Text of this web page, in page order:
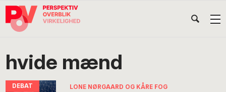
Gå
direkte
navigation
Skip
indhold
Gå
direkte
POV
International
hvide mænd
LONE NØRGAARD OG KÅRE FOG